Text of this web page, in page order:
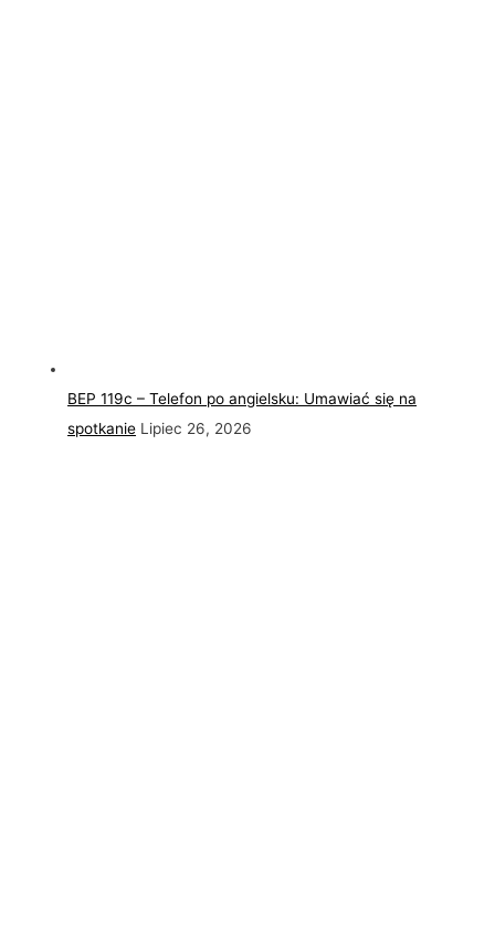
BEP 119c – Telefon po angielsku: Umawiać się na
spotkanie Lipiec 26, 2026